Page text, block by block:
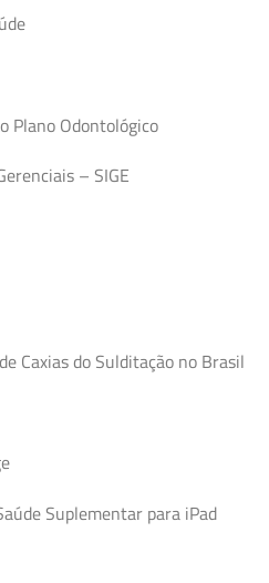
Plano Odontológico
– SIGE
Caxias do Sulditação no Brasil
Suplementar para iPad